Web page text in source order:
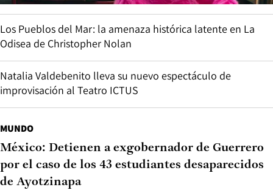
Los Pueblos del Mar: la amenaza histórica latente en La
Odisea de Christopher Nolan
Natalia Valdebenito lleva su nuevo espectáculo de
improvisación al Teatro ICTUS
MUNDO
México: Detienen a exgobernador de Guerrero
por el caso de los 43 estudiantes desaparecidos
de Ayotzinapa